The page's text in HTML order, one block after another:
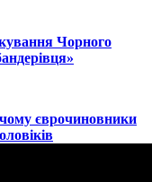
Чорного
єврочиновники